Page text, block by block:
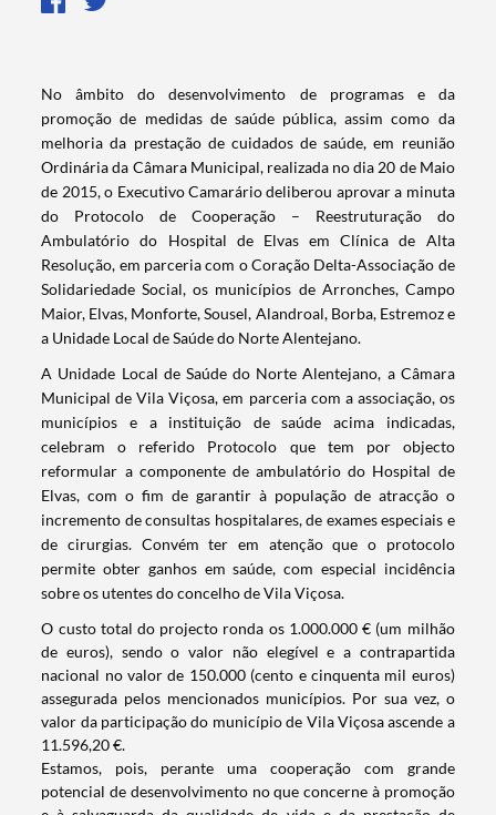
Categorias gerais
No âmbito do desenvolvimento de programas e da
promoção de medidas de saúde pública, assim como da
melhoria da prestação de cuidados de saúde, em reunião
Ordinária da Câmara Municipal, realizada no dia 20 de Maio
de 2015, o Executivo Camarário deliberou aprovar a minuta
do Protocolo de Cooperação – Reestruturação do
Ambulatório do Hospital de Elvas em Clínica de Alta
Resolução, em parceria com o Coração Delta-Associação de
Solidariedade Social, os municípios de Arronches, Campo
Maior, Elvas, Monforte, Sousel, Alandroal, Borba, Estremoz e
a Unidade Local de Saúde do Norte Alentejano.
A Unidade Local de Saúde do Norte Alentejano, a Câmara
Municipal de Vila Viçosa, em parceria com a associação, os
municípios e a instituição de saúde acima indicadas,
celebram o referido Protocolo que tem por objecto
reformular a componente de ambulatório do Hospital de
Elvas, com o fim de garantir à população de atracção o
incremento de consultas hospitalares, de exames especiais e
de cirurgias. Convém ter em atenção que o protocolo
permite obter ganhos em saúde, com especial incidência
sobre os utentes do concelho de Vila Viçosa.
O custo total do projecto ronda os 1.000.000 € (um milhão
de euros), sendo o valor não elegível e a contrapartida
nacional no valor de 150.000 (cento e cinquenta mil euros)
assegurada pelos mencionados municípios. Por sua vez, o
valor da participação do município de Vila Viçosa ascende a
11.596,20 €.
Estamos, pois, perante uma cooperação com grande
potencial de desenvolvimento no que concerne à promoção